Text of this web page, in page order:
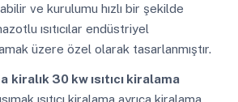
ve kurulumu hızlı bir şekilde
ısıtıcılar endüstriyel
üzere özel olarak tasarlanmıştır.
kiralık 30 kw ısıtıcı kiralama